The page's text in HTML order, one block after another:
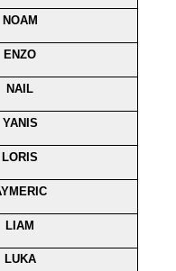
NOAM
ENZO
NAIL
YANIS
LORIS
LIAM
LUKA